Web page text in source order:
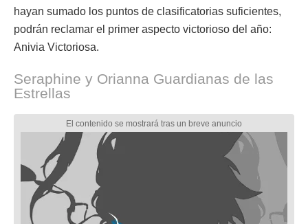
hayan sumado los puntos de clasificatorias suficientes,
podrán reclamar el primer aspecto victorioso del año:
Anivia Victoriosa.
Seraphine y Orianna Guardianas de las
Estrellas